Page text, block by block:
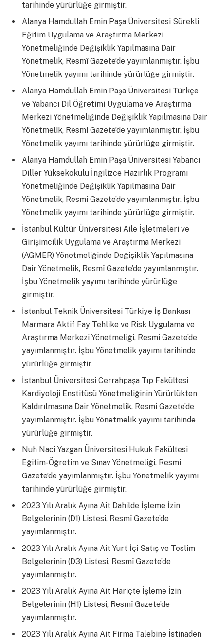
tarihinde yürürlüğe girmiştir.
Alanya Hamdullah Emin Paşa Üniversitesi Sürekli
Eğitim Uygulama ve Araştırma Merkezi
Yönetmeliğinde Değişiklik Yapılmasına Dair
Yönetmelik, Resmî Gazete’de yayımlanmıştır. İşbu
Yönetmelik yayımı tarihinde yürürlüğe girmiştir.
Alanya Hamdullah Emin Paşa Üniversitesi Türkçe
ve Yabancı Dil Öğretimi Uygulama ve Araştırma
Merkezi Yönetmeliğinde Değişiklik Yapılmasına Dair
Yönetmelik, Resmî Gazete’de yayımlanmıştır. İşbu
Yönetmelik yayımı tarihinde yürürlüğe girmiştir.
Alanya Hamdullah Emin Paşa Üniversitesi Yabancı
Diller Yüksekokulu İngilizce Hazırlık Programı
Yönetmeliğinde Değişiklik Yapılmasına Dair
Yönetmelik, Resmî Gazete’de yayımlanmıştır. İşbu
Yönetmelik yayımı tarihinde yürürlüğe girmiştir.
İstanbul Kültür Üniversitesi Aile İşletmeleri ve
Girişimcilik Uygulama ve Araştırma Merkezi
(AGMER) Yönetmeliğinde Değişiklik Yapılmasına
Dair Yönetmelik, Resmî Gazete’de yayımlanmıştır.
İşbu Yönetmelik yayımı tarihinde yürürlüğe
girmiştir.
İstanbul Teknik Üniversitesi Türkiye İş Bankası
Marmara Aktif Fay Tehlike ve Risk Uygulama ve
Araştırma Merkezi Yönetmeliği, Resmî Gazete’de
yayımlanmıştır. İşbu Yönetmelik yayımı tarihinde
yürürlüğe girmiştir.
İstanbul Üniversitesi Cerrahpaşa Tıp Fakültesi
Kardiyoloji Enstitüsü Yönetmeliğinin Yürürlükten
Kaldırılmasına Dair Yönetmelik, Resmî Gazete’de
yayımlanmıştır. İşbu Yönetmelik yayımı tarihinde
yürürlüğe girmiştir.
Nuh Naci Yazgan Üniversitesi Hukuk Fakültesi
Eğitim-Öğretim ve Sınav Yönetmeliği, Resmî
Gazete’de yayımlanmıştır. İşbu Yönetmelik yayımı
tarihinde yürürlüğe girmiştir.
2023 Yılı Aralık Ayına Ait Dahilde İşleme İzin
Belgelerinin (D1) Listesi, Resmî Gazete’de
yayımlanmıştır.
2023 Yılı Aralık Ayına Ait Yurt İçi Satış ve Teslim
Belgelerinin (D3) Listesi, Resmî Gazete’de
yayımlanmıştır.
2023 Yılı Aralık Ayına Ait Hariçte İşleme İzin
Belgelerinin (H1) Listesi, Resmî Gazete’de
yayımlanmıştır.
2023 Yılı Aralık Ayına Ait Firma Talebine İstinaden